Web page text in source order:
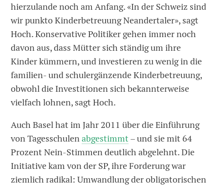
hierzulande noch am Anfang. «In der Schweiz sind
wir punkto Kinderbetreuung Neandertaler», sagt
Hoch. Konservative Politiker gehen immer noch
davon aus, dass Mütter sich ständig um ihre
Kinder kümmern, und investieren zu wenig in die
familien- und schulergänzende Kinderbetreuung,
obwohl die Investitionen sich bekannterweise
vielfach lohnen, sagt Hoch.
Auch Basel hat im Jahr 2011 über die Einführung
von Tagesschulenabgestimmt– und sie mit 64
Prozent Nein-Stimmen deutlich abgelehnt. Die
Initiative kam von der SP, ihre Forderung war
ziemlich radikal: Umwandlung der obligatorischen